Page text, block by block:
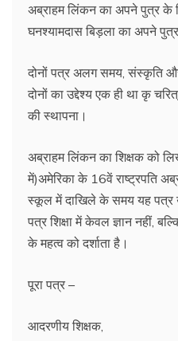
अब्राहम लिंकन का अपने पुत्र के
घनश्यामदास बिड़ला का अपने
दोनों पत्र अलग समय, संस्कृति
दोनों का उद्देश्य एक ही था कृ
की स्थापना।
अब्राहम लिंकन का शिक्षक को
में)अमेरिका के 16वें राष्ट्रपति
स्कूल में दाखिले के समय यह पत्र
पत्र शिक्षा में केवल ज्ञान नहीं,
के महत्व को दर्शाता है।
पूरा पत्र –
आदरणीय शिक्षक,